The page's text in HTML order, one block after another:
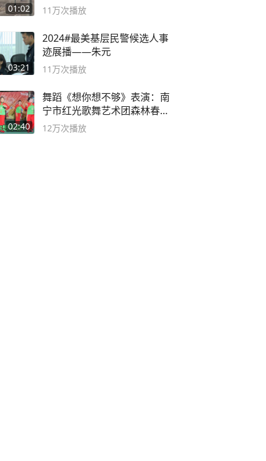
01:02 11万次播放
03:21
2024#最美基层民警候选人事
迹展播——朱元
11万次播放
02:40
舞蹈《想你想不够》表演：南
宁市红光歌舞艺术团森林春红
舞蹈队。
12万次播放